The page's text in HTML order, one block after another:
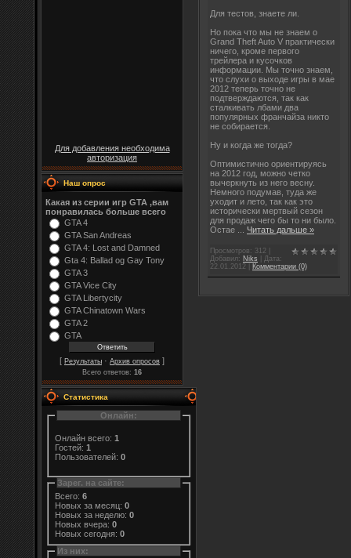
Для добавления необходима
авторизация
Наш опрос
Какая из серии игр GTA ,вам
понравилась больше всего
GTA 4
GTA San Andreas
GTA 4: Lost and Damned
Gta 4: Ballad og Gay Tony
GTA 3
GTA Vice City
GTA Libertycity
GTA Chinatown Wars
GTA 2
GTA
[ Результаты · Архив опросов ]
Всего ответов: 16
Статистика
Онлайн:
Онлайн всего: 1
Гостей: 1
Пользователей: 0
Зарег. на сайте:
Всего: 6
Новых за месяц: 0
Новых за неделю: 0
Новых вчера: 0
Новых сегодня: 0
Из них:
Для тестов, знаете ли.
Но пока что мы не знаем о
Grand Theft Auto V практически
ничего, кроме первого
трейлера и кусочков
информации. Мы точно знаем,
что слухи о выходе игры в мае
2012 теперь точно не
подтверждаются, так как
сталкивать лбами два
популярных франчайза никто
не собирается.
Ну и когда же тогда?
Оптимистично ориентируясь
на 2012 год, можно четко
вычеркнуть из него весну.
Немного подумав, туда же
уходит и лето, так как это
исторически мертвый сезон
для продаж чего бы то ни было.
Остае
Читать дальше »
Просмотров: 312 |
Добавил: Niks | Дата:
22.01.2012
Комментарии (0)